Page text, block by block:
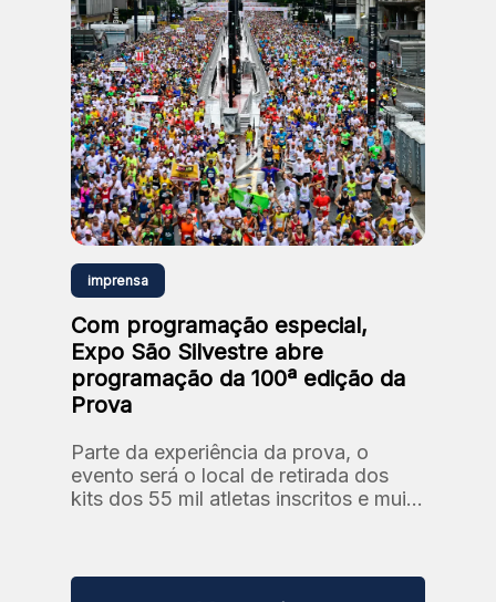
imprensa
Com programação especial,
Expo São Silvestre abre
programação da 100ª edição da
Prova
Parte da experiência da prova, o
evento será o local de retirada dos
kits dos 55 mil atletas inscritos e muito